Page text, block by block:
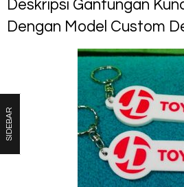
Deskripsi Gantungan
Dengan Model Custom
SIDEBAR